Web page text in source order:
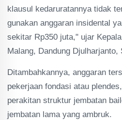
klausul kedaruratannya tidak
gunakan anggaran insidental
sekitar Rp350 juta," ujar
Malang, Dandung Djulharjanto,
Ditambahkannya, anggaran
pekerjaan fondasi atau
perakitan struktur jembatan
jembatan lama yang ambruk.